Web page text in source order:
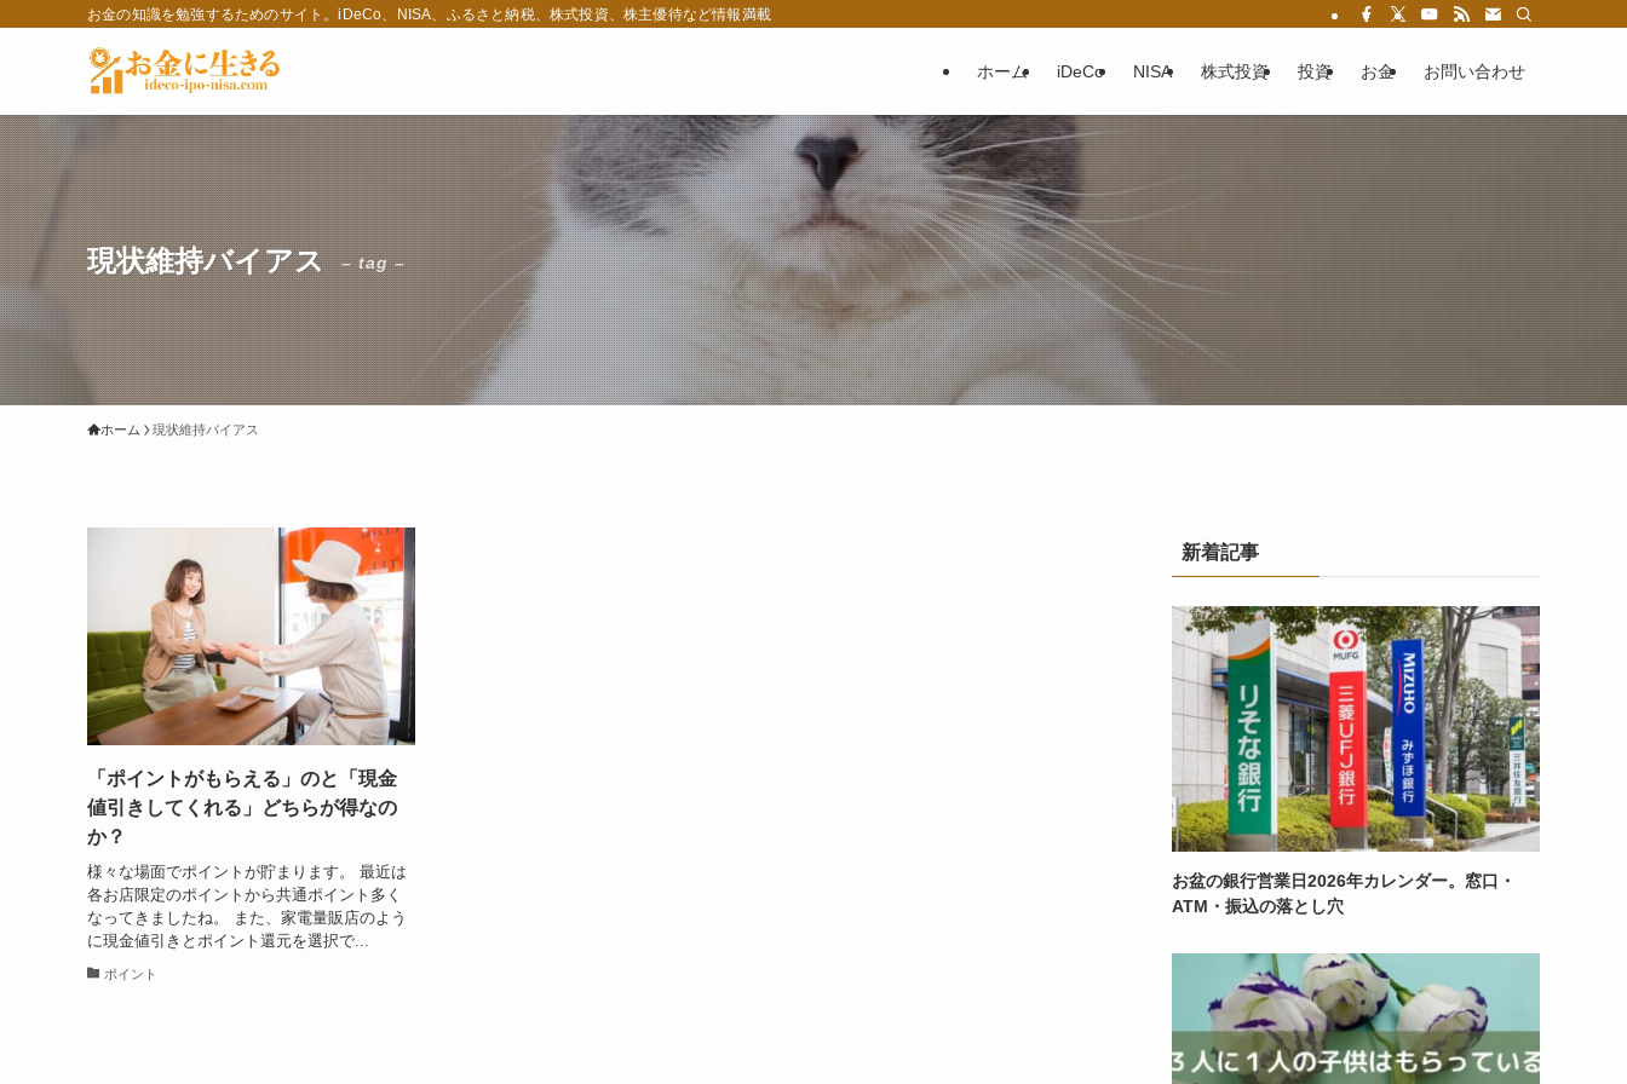
お金の知識を勉強するためのサイト。iDeCo、NISA、ふるさと納税、株式投資、株主優待など情報満載
ホーム iDeCo NISA 株式投資 投資 お金 お問い合わせ
現状維持バイアス – tag –
ホーム 現状維持バイアス
「ポイントがもらえる」のと「現金
値引きしてくれる」どちらが得なの
か？
様々な場面でポイントが貯まります。 最近は
各お店限定のポイントから共通ポイント多く
なってきましたね。 また、家電量販店のよう
に現金値引きとポイント還元を選択で...
ポイント
新着記事
お盆の銀行営業日2026年カレンダー。窓口・
ATM・振込の落とし穴